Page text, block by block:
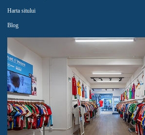
Harta sitului
Blog